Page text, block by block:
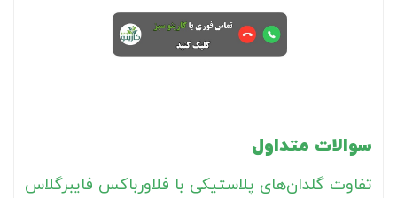
سوالات متداول
تفاوت گلدان‌های پلاستیکی با فلاورباکس فایبرگلاس